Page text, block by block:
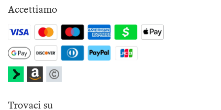
Accettiamo
Trovaci su